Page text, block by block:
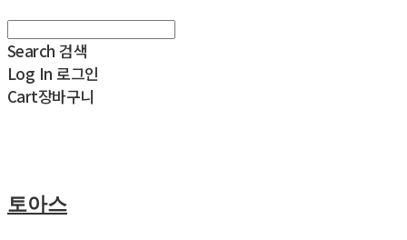
Search 검색
Log In 로그인
Cart장바구니
토아스